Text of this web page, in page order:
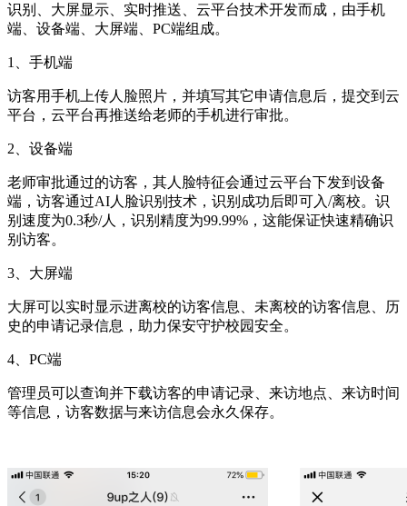
识别、大屏显示、实时推送、云平台技术开发而成，由手机
端、设备端、大屏端、PC端组成。
1、手机端
访客用手机上传人脸照片，并填写其它申请信息后，提交到云
平台，云平台再推送给老师的手机进行审批。
2、设备端
老师审批通过的访客，其人脸特征会通过云平台下发到设备
端，访客通过AI人脸识别技术，识别成功后即可入/离校。识
别速度为0.3秒/人，识别精度为99.99%，这能保证快速精确识
别访客。
3、大屏端
大屏可以实时显示进离校的访客信息、未离校的访客信息、历
史的申请记录信息，助力保安守护校园安全。
4、PC端
管理员可以查询并下载访客的申请记录、来访地点、来访时间
等信息，访客数据与来访信息会永久保存。